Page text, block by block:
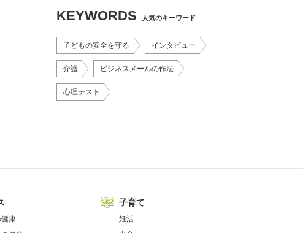
KEYWORDS 人気のキーワード
子どもの安全を守る インタビュー
介護 ビジネスメールの作法
心理テスト
康
子育て
妊活